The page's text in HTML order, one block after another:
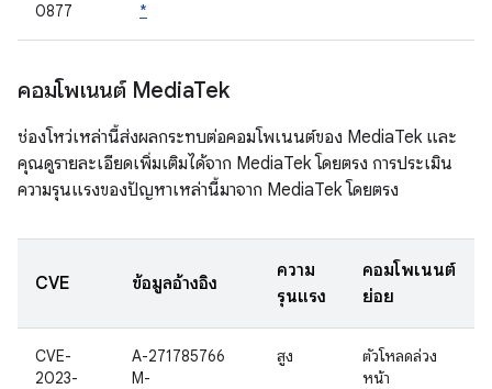
0877
*
คอมโพเนนต์ MediaTek
ช่องโหว่เหล่านี้ส่งผลกระทบต่อคอมโพเนนต์ของ MediaTek และ
คุณดูรายละเอียดเพิ่มเติมได้จาก MediaTek โดยตรง การประเมิน
ความรุนแรงของปัญหาเหล่านี้มาจาก MediaTek โดยตรง
CVE ข้อมูลอ้างอิง
ความ
รุนแรง
คอมโพเนนต์
ย่อย
CVE-
2023-
A-271785766
M-
สูง
ตัวโหลดล่วง
หน้า